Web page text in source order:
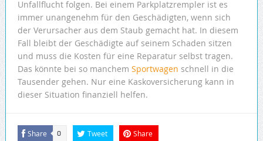
Unfallflucht folgen. Bei einem Parkplatzrempler ist es
immer unangenehm für den Geschädigten, wenn sich
der Verursacher aus dem Staub gemacht hat. In diesem
Fall bleibt der Geschädigte auf seinem Schaden sitzen
und muss die Kosten für eine Reparatur selbst tragen.
Das könnte bei so manchem Sportwagen schnell in die
Tausender gehen. Nur eine Kaskoversicherung kann in
dieser Situation finanziell helfen.
Share 0 Tweet Share